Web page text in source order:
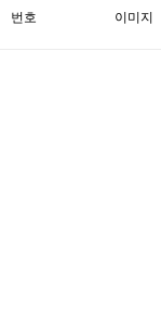
번호 이미지